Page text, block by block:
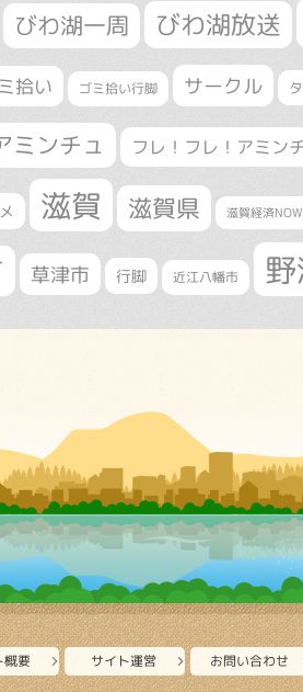
びわ湖一周 びわ湖放送
拾い ゴミ拾い行脚 サークル
ミンチュ フレ！フレ！アミン
滋賀 滋賀県 滋賀経済NOW
草津市 行脚 近江八幡市
概要 サイト運営 お問い合わせ